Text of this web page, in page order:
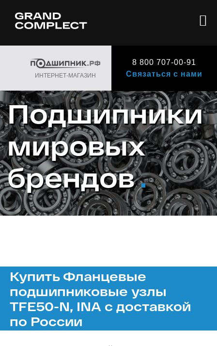
ИНТЕРНЕТ-МАГАЗИН
8 800 707-00-91
Связаться с нами
Подшипники
мировых
брендов.
Купить Фланцевые
подшипниковые узлы
TFE50-N, INA с доставкой
по России